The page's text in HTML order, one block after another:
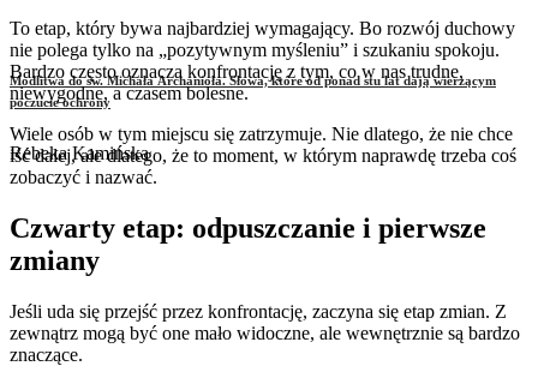
Modlitwa do św. Michała Archanioła. Słowa, które od ponad stu lat dają wierzącym
poczucie ochrony
Rebeka Kamińska
To etap, który bywa najbardziej wymagający. Bo rozwój duchowy
nie polega tylko na „pozytywnym myśleniu” i szukaniu spokoju.
Bardzo często oznacza konfrontację z tym, co w nas trudne,
niewygodne, a czasem bolesne.
Wiele osób w tym miejscu się zatrzymuje. Nie dlatego, że nie chce
iść dalej, ale dlatego, że to moment, w którym naprawdę trzeba coś
zobaczyć i nazwać.
Czwarty etap: odpuszczanie i pierwsze
zmiany
Jeśli uda się przejść przez konfrontację, zaczyna się etap zmian. Z
zewnątrz mogą być one mało widoczne, ale wewnętrznie są bardzo
znaczące.